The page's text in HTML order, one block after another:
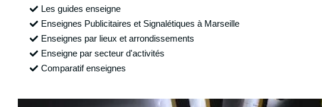
Les guides enseigne
Enseignes Publicitaires et Signalétiques à Marseille
Enseignes par lieux et arrondissements
Enseigne par secteur d'activités
Comparatif enseignes